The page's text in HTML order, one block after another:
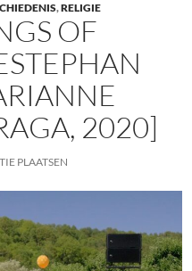
,RELIGIE
OF
2020]
PLAATSEN